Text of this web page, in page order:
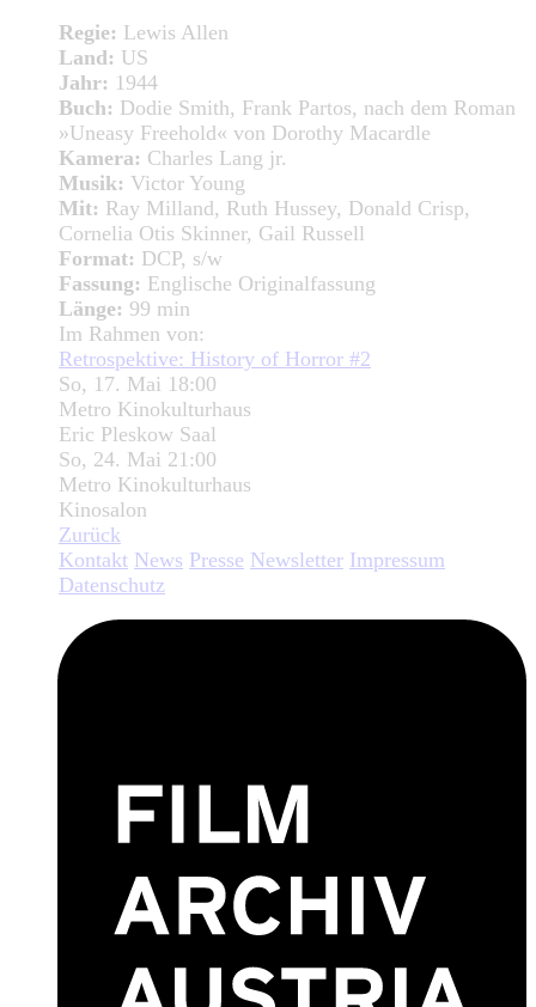
Regie: Lewis Allen
Land: US
Jahr: 1944
Buch: Dodie Smith, Frank Partos, nach dem Roman
»Uneasy Freehold« von Dorothy Macardle
Kamera: Charles Lang jr.
Musik: Victor Young
Mit: Ray Milland, Ruth Hussey, Donald Crisp,
Cornelia Otis Skinner, Gail Russell
Format: DCP, s/w
Fassung: Englische Originalfassung
Länge: 99 min
Im Rahmen von:
Retrospektive: History of Horror #2
So, 17. Mai 18:00
Metro Kinokulturhaus
Eric Pleskow Saal
So, 24. Mai 21:00
Metro Kinokulturhaus
Kinosalon
Zurück
Kontakt News Presse Newsletter Impressum
Datenschutz